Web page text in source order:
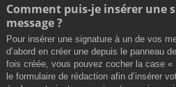
Comment puis-je insérer une
message ?
Pour insérer une signature à un de vos
d’abord en créer une depuis le panneau
fois créée, vous pouvez cocher la case «
le formulaire de rédaction afin d’insérer